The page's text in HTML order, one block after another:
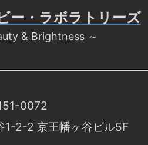
ー・ラボラトリーズ
& Brightness ～
0072
1-2-2 京王幡ヶ谷ビル5F